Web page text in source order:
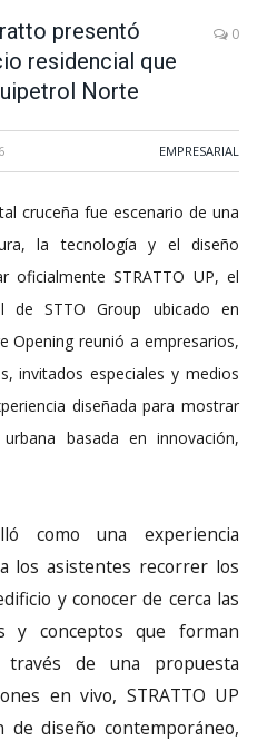
presentó
residencial que
Norte
0
EMPRESARIAL
cruceña fue escenario de una
la tecnología y el diseño
oficialmente STRATTO UP, el
de STTO Group ubicado en
Opening reunió a empresarios,
invitados especiales y medios
diseñada para mostrar
basada en innovación,
como una experiencia
los asistentes recorrer los
y conocer de cerca las
y conceptos que forman
de una propuesta
en vivo, STRATTO UP
de diseño contemporáneo,